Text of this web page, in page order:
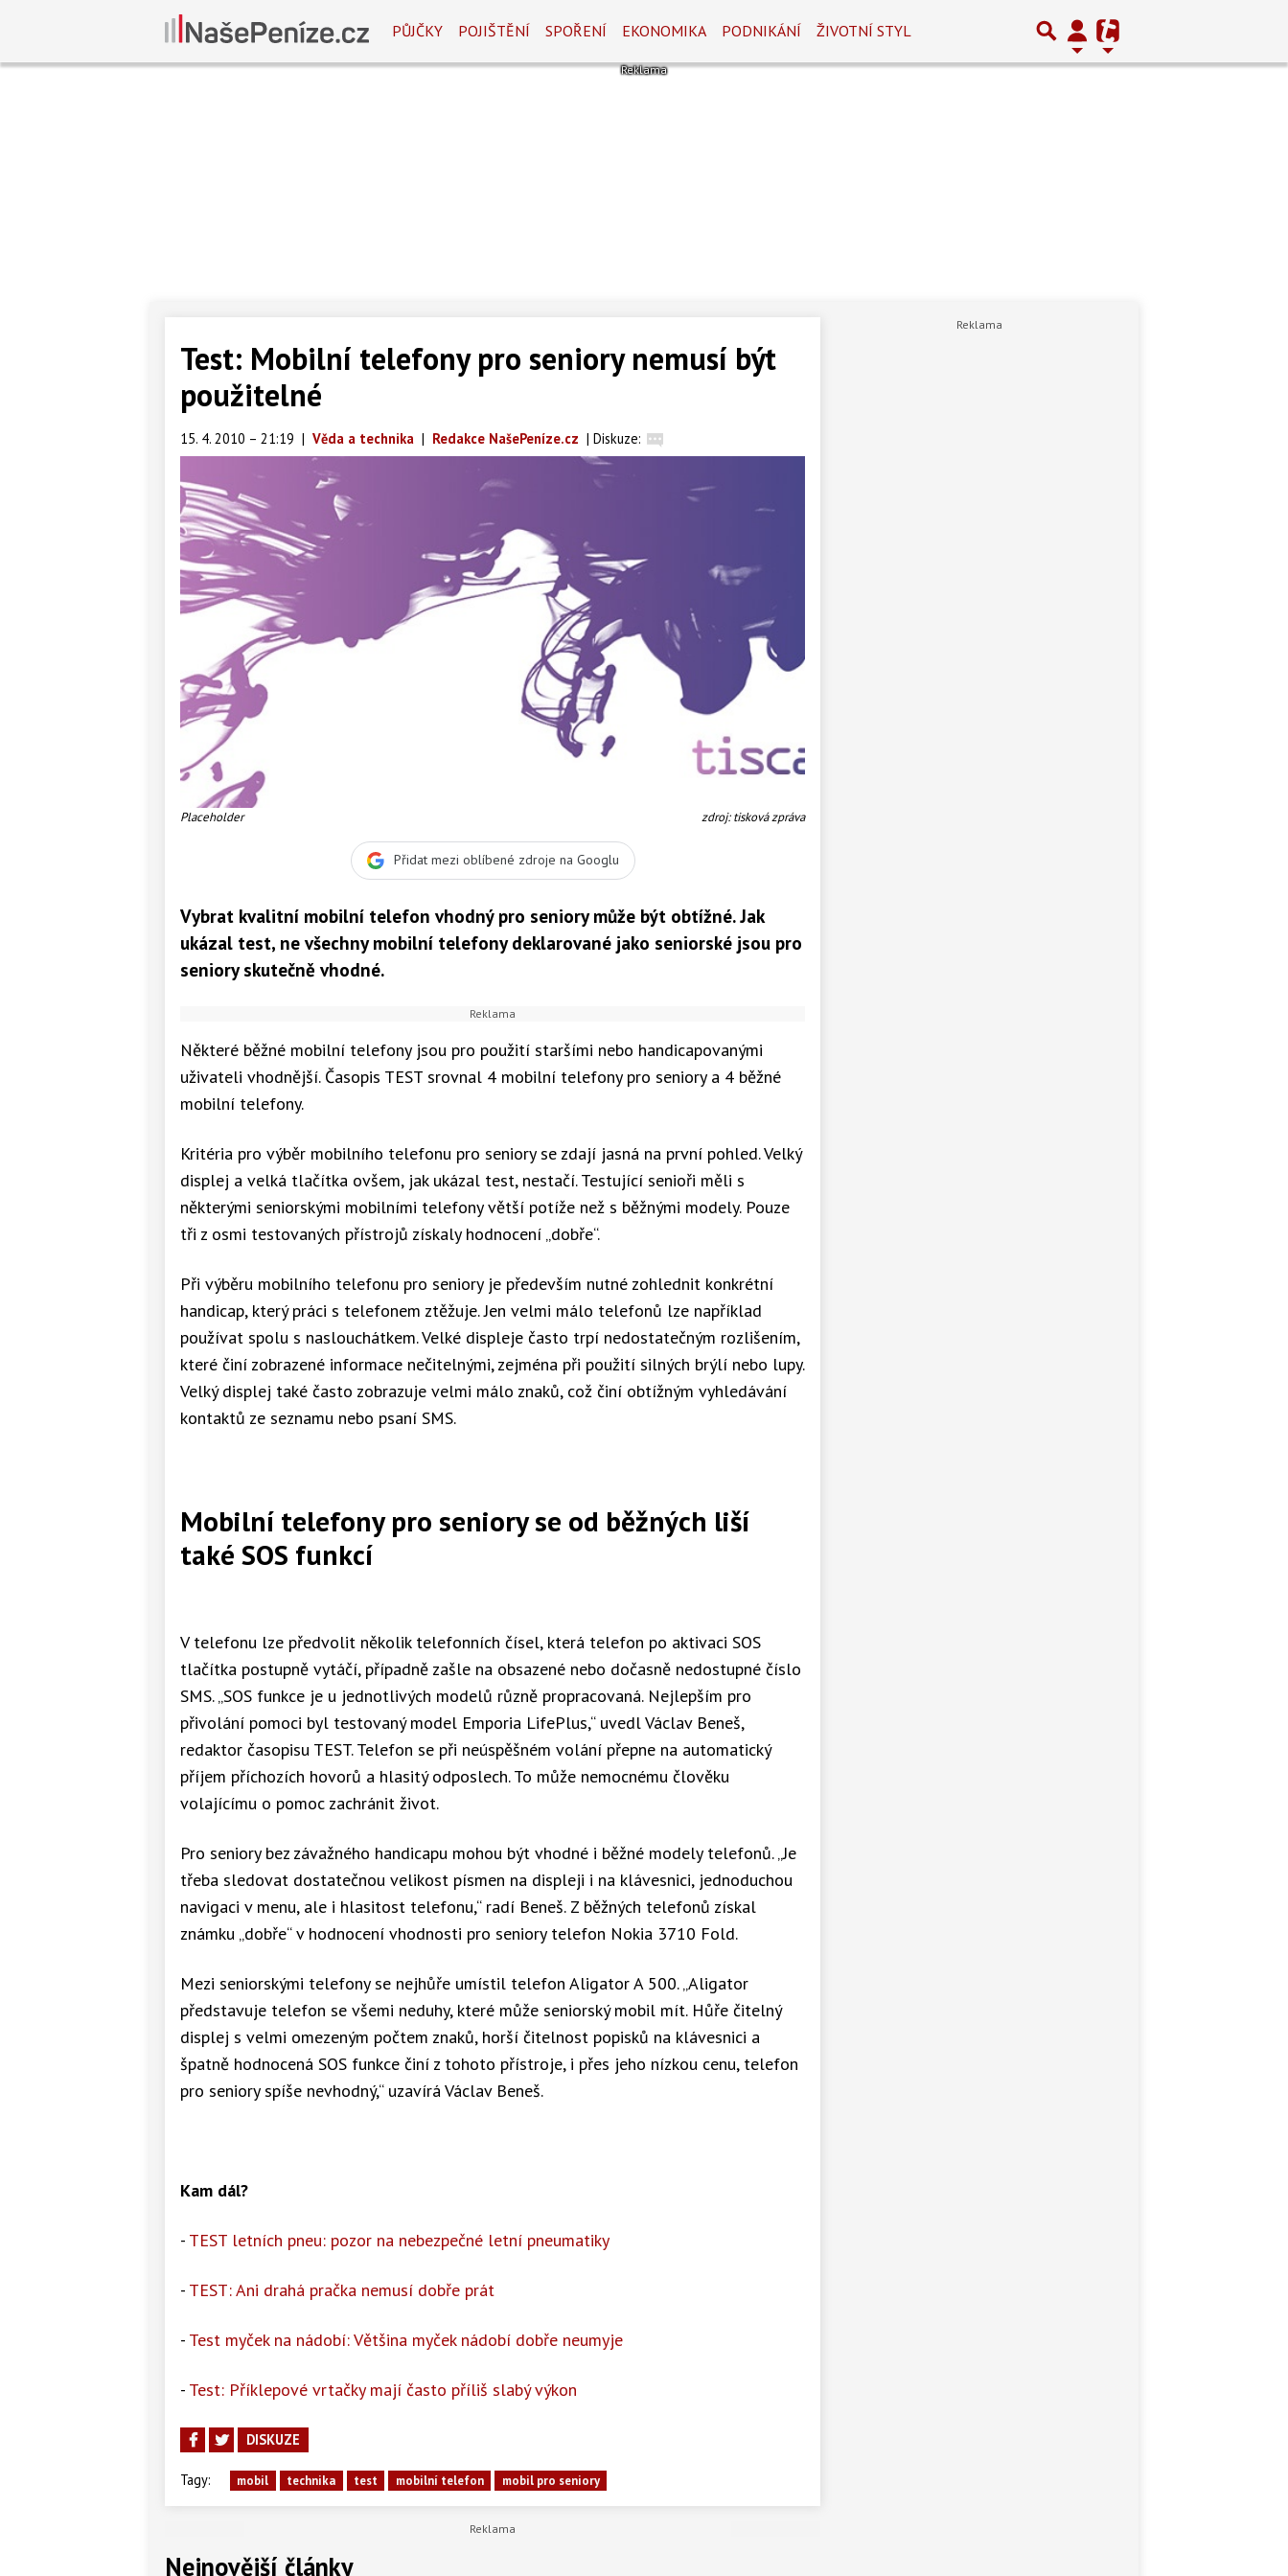
PŮJČKY POJIŠTĚNÍ SPOŘENÍ EKONOMIKA PODNIKÁNÍ ŽIVOTNÍ STYL
Test: Mobilní telefony pro seniory nemusí být
použitelné
15. 4. 2010 – 21:19 | Věda a technika | Redakce NašePeníze.cz | Diskuze:
Placeholder zdroj: tisková zpráva
Přidat mezi oblíbené zdroje na Googlu
Vybrat kvalitní mobilní telefon vhodný pro seniory může být obtížné. Jak
ukázal test, ne všechny mobilní telefony deklarované jako seniorské jsou pro
seniory skutečně vhodné.
Některé běžné mobilní telefony jsou pro použití staršími nebo handicapovanými
uživateli vhodnější. Časopis TEST srovnal 4 mobilní telefony pro seniory a 4 běžné
mobilní telefony.
Kritéria pro výběr mobilního telefonu pro seniory se zdají jasná na první pohled. Velký
displej a velká tlačítka ovšem, jak ukázal test, nestačí. Testující senioři měli s
některými seniorskými mobilními telefony větší potíže než s běžnými modely. Pouze
tři z osmi testovaných přístrojů získaly hodnocení „dobře“.
Při výběru mobilního telefonu pro seniory je především nutné zohlednit konkrétní
handicap, který práci s telefonem ztěžuje. Jen velmi málo telefonů lze například
používat spolu s naslouchátkem. Velké displeje často trpí nedostatečným rozlišením,
které činí zobrazené informace nečitelnými, zejména při použití silných brýlí nebo lupy.
Velký displej také často zobrazuje velmi málo znaků, což činí obtížným vyhledávání
kontaktů ze seznamu nebo psaní SMS.
Mobilní telefony pro seniory se od běžných liší
také SOS funkcí
V telefonu lze předvolit několik telefonních čísel, která telefon po aktivaci SOS
tlačítka postupně vytáčí, případně zašle na obsazené nebo dočasně nedostupné číslo
SMS. „SOS funkce je u jednotlivých modelů různě propracovaná. Nejlepším pro
přivolání pomoci byl testovaný model Emporia LifePlus,“ uvedl Václav Beneš,
redaktor časopisu TEST. Telefon se při neúspěšném volání přepne na automatický
příjem příchozích hovorů a hlasitý odposlech. To může nemocnému člověku
volajícímu o pomoc zachránit život.
Pro seniory bez závažného handicapu mohou být vhodné i běžné modely telefonů. „Je
třeba sledovat dostatečnou velikost písmen na displeji i na klávesnici, jednoduchou
navigaci v menu, ale i hlasitost telefonu,“ radí Beneš. Z běžných telefonů získal
známku „dobře“ v hodnocení vhodnosti pro seniory telefon Nokia 3710 Fold.
Mezi seniorskými telefony se nejhůře umístil telefon Aligator A 500. „Aligator
představuje telefon se všemi neduhy, které může seniorský mobil mít. Hůře čitelný
displej s velmi omezeným počtem znaků, horší čitelnost popisků na klávesnici a
špatně hodnocená SOS funkce činí z tohoto přístroje, i přes jeho nízkou cenu, telefon
pro seniory spíše nevhodný,“ uzavírá Václav Beneš.
Kam dál?
- TEST letních pneu: pozor na nebezpečné letní pneumatiky
- TEST: Ani drahá pračka nemusí dobře prát
- Test myček na nádobí: Většina myček nádobí dobře neumyje
- Test: Příklepové vrtačky mají často příliš slabý výkon
DISKUZE
Tagy: mobil technika test mobilní telefon mobil pro seniory
Nejnovější články